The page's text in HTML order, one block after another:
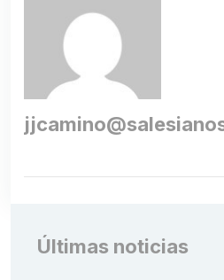
Últimas noticias